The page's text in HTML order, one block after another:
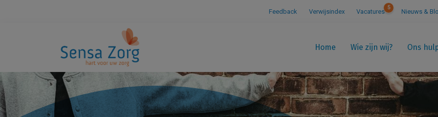
Feedback Verwijsindex Vacatures
5
Nieuws &
Home Wie zijn wij? Ons